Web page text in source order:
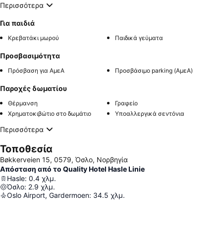
Περισσότερα
Για παιδιά
Κρεβατάκι μωρού Παιδικά γεύματα
Προσβασιμότητα
Πρόσβαση για ΑμεΑ Προσβάσιμο parking (ΑμεΑ)
Παροχές δωματίου
Θέρμανση
Γραφείο
Χρηματοκιβώτιο στο δωμάτιο
Υποαλλεργικά σεντόνια
Περισσότερα
Τοποθεσία
Bøkkerveien 15, 0579, Όσλο, Νορβηγία
Απόσταση από το Quality Hotel Hasle Linie
Hasle: 0.4 χλμ.
Όσλο: 2.9 χλμ.
Oslo Airport, Gardermoen: 34.5 χλμ.